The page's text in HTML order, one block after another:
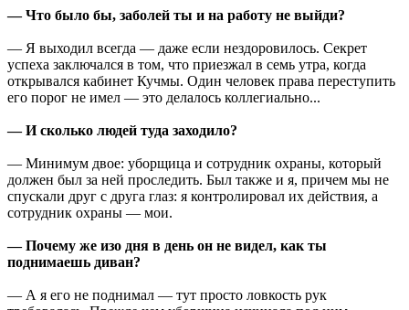
— Что было бы, заболей ты и на работу не выйди?
— Я выходил всегда — даже если нездоровилось. Секрет
успеха заключался в том, что приезжал в семь утра, когда
открывался кабинет Кучмы. Один человек права переступить
его порог не имел — это делалось коллегиально...
— И сколько людей туда заходило?
— Минимум двое: уборщица и сотрудник охраны, который
должен был за ней проследить. Был также и я, причем мы не
спускали друг с друга глаз: я контролировал их действия, а
сотрудник охраны — мои.
— Почему же изо дня в день он не видел, как ты
поднимаешь диван?
— А я его не поднимал — тут просто ловкость рук